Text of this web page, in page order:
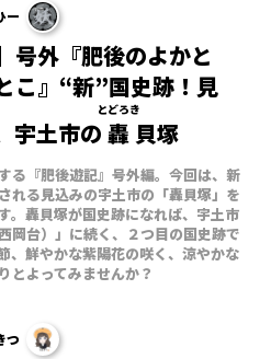
ー
号外『肥後のよかと
こ』“新”国史跡！見
宇土市の 轟
とどろき
貝塚
る『肥後遊記』号外編。今回は、新
れる見込みの宇土市の「轟貝塚」を
。轟貝塚が国史跡になれば、宇土市
岡台）」に続く、２つ目の国史跡で
、鮮やかな紫陽花の咲く、涼やかな
とよってみませんか？
つ